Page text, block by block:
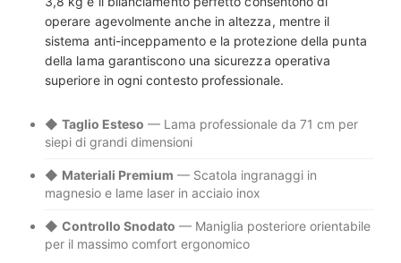
operare agevolmente anche in altezza, mentre il
sistema anti-inceppamento e la protezione della punta
della lama garantiscono una sicurezza operativa
superiore in ogni contesto professionale.
◆ Taglio Esteso — Lama professionale da 71 cm per
siepi di grandi dimensioni
◆ Materiali Premium — Scatola ingranaggi in
magnesio e lame laser in acciaio inox
◆ Controllo Snodato — Maniglia posteriore orientabile
per il massimo comfort ergonomico